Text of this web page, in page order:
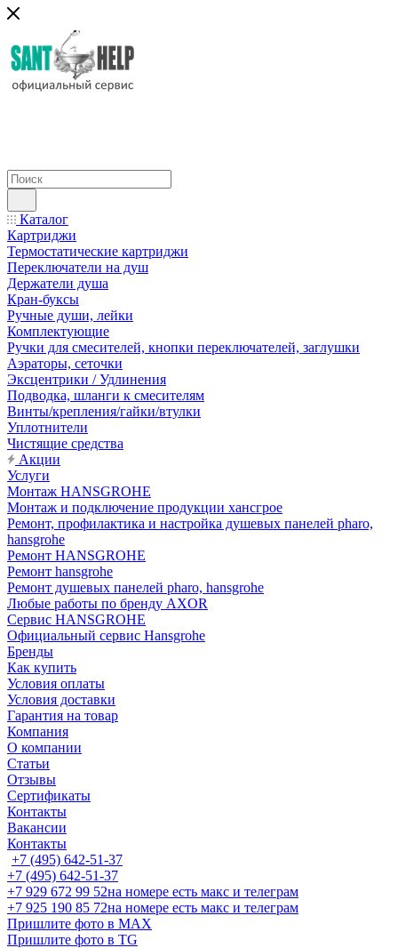
Каталог
Картриджи
Термостатические картриджи
Переключатели на душ
Держатели душа
Кран-буксы
Ручные души, лейки
Комплектующие
Ручки для смесителей, кнопки переключателей, заглушки
Аэраторы, сеточки
Эксцентрики / Удлинения
Подводка, шланги к смесителям
Винты/крепления/гайки/втулки
Уплотнители
Чистящие средства
Акции
Услуги
Монтаж HANSGROHE
Монтаж и подключение продукции хансгрое
Ремонт, профилактика и настройка душевых панелей pharo,
hansgrohe
Ремонт HANSGROHE
Ремонт hansgrohe
Ремонт душевых панелей pharo, hansgrohe
Любые работы по бренду AXOR
Сервис HANSGROHE
Официальный сервис Hansgrohe
Бренды
Как купить
Условия оплаты
Условия доставки
Гарантия на товар
Компания
О компании
Статьи
Отзывы
Сертификаты
Контакты
Вакансии
Контакты
+7 (495) 642-51-37
+7 (495) 642-51-37
+7 929 672 99 52на номере есть макс и телеграм
+7 925 190 85 72на номере есть макс и телеграм
Пришлите фото в MAX
Пришлите фото в TG